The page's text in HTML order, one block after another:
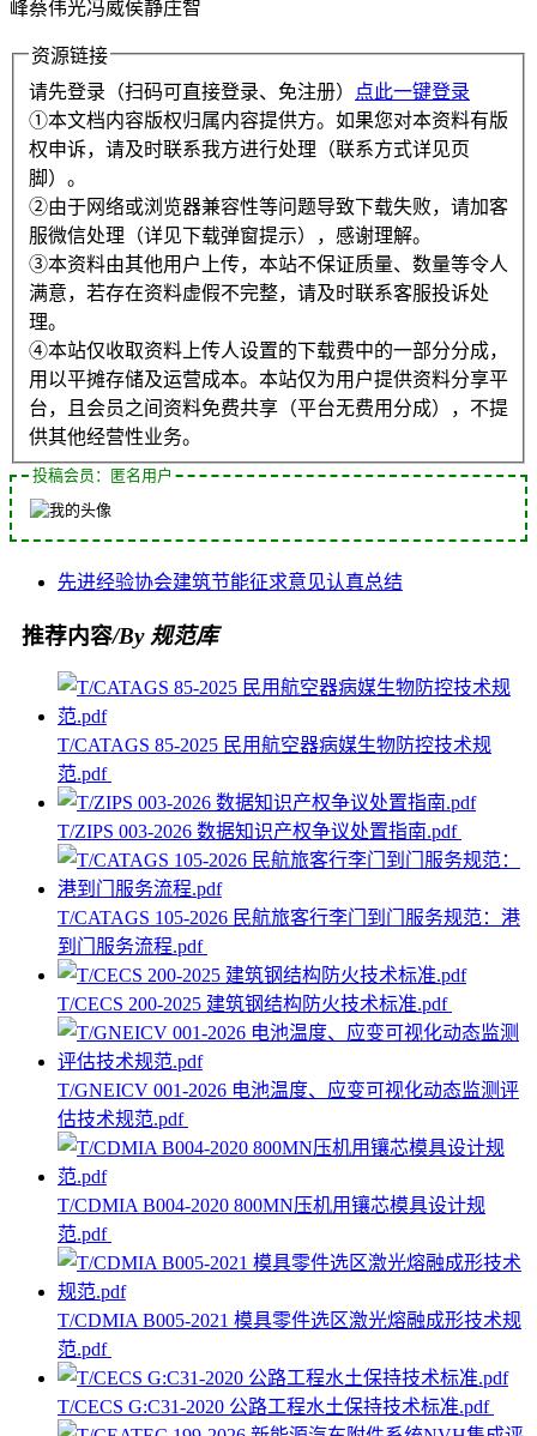
峰蔡伟光冯威侯静庄智
资源链接
请先登录（扫码可直接登录、免注册）
点此一键登录
①本文档内容版权归属内容提供方。如果您对本资料有版
权申诉，请及时联系我方进行处理（联系方式详见页
脚）。
②由于网络或浏览器兼容性等问题导致下载失败，请加客
服微信处理（详见下载弹窗提示），感谢理解。
③本资料由其他用户上传，本站不保证质量、数量等令人
满意，若存在资料虚假不完整，请及时联系客服投诉处
理。
④本站仅收取资料上传人设置的下载费中的一部分分成，
用以平摊存储及运营成本。本站仅为用户提供资料分享平
台，且会员之间资料免费共享（平台无费用分成），不提
供其他经营性业务。
投稿会员：匿名用户
先进经验协会建筑节能征求意见认真总结
推荐内容/By 规范库
T/CATAGS 85-2025 民用航空器病媒生物防控技术规
范.pdf
T/ZIPS 003-2026 数据知识产权争议处置指南.pdf
T/CATAGS 105-2026 民航旅客行李门到门服务规范：港
到门服务流程.pdf
T/CECS 200-2025 建筑钢结构防火技术标准.pdf
T/GNEICV 001-2026 电池温度、应变可视化动态监测评
估技术规范.pdf
T/CDMIA B004-2020 800MN压机用镶芯模具设计规
范.pdf
T/CDMIA B005-2021 模具零件选区激光熔融成形技术规
范.pdf
T/CECS G:C31-2020 公路工程水土保持技术标准.pdf